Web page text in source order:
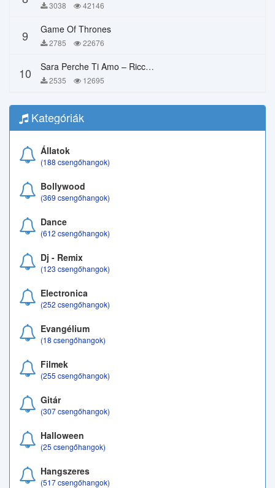
3038 42146
9 Game Of Thrones
2785 22676
10 Sara Perche Ti Amo – Ricchi E Poveri
2535 12695
Kategóriák
Állatok
(188 csengőhangok)
Bollywood
(369 csengőhangok)
Dance
(612 csengőhangok)
Dj - Remix
(123 csengőhangok)
Electronica
(252 csengőhangok)
Evangélium
(18 csengőhangok)
Filmek
(255 csengőhangok)
Gitár
(307 csengőhangok)
Halloween
(25 csengőhangok)
Hangszeres
(517 csengőhangok)